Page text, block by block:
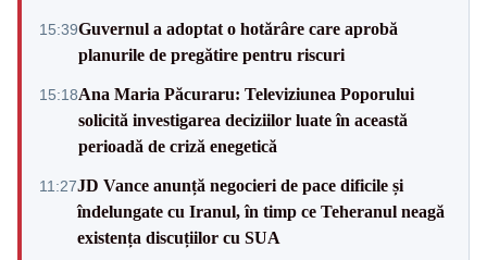
15:39Guvernul a adoptat o hotărâre care aprobă
planurile de pregătire pentru riscuri
15:18Ana Maria Păcuraru: Televiziunea Poporului
solicită investigarea deciziilor luate în această
perioadă de criză enegetică
11:27JD Vance anunță negocieri de pace dificile și
îndelungate cu Iranul, în timp ce Teheranul neagă
existența discuțiilor cu SUA